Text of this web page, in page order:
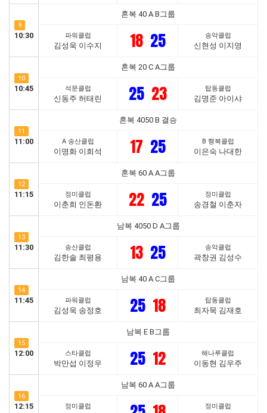
9
10:30
혼복 40 A B그룹
파워클럽
김성욱 이수지 18 25 송악클럽
신현성 이지영
10
10:45
혼복 20 C A그룹
석문클럽
신동주 허태린 25 23 탑동클럽
김명준 아이샤
11
11:00
혼복 4050 B 결승
A 송산클럽
이명화 이희석 17 25 B 행복클럽
이은숙 나대한
12
11:15
혼복 60 A A그룹
정미클럽
이춘희 인돈환 22 25 정미클럽
송경철 이춘자
13
11:30
남복 4050 D A그룹
송산클럽
김한솔 최평용 13 25 송악클럽
곽창권 김성수
14
11:45
남복 40 A C그룹
파워클럽
김성욱 송정호 25 18 탑동클럽
최자묵 김재호
15
12:00
남복 E B그룹
스타클럽
박만섭 이정우 25 12 해나루클럽
이동현 김우주
16
12:15
남복 60 A A그룹
정미클럽 정미클럽